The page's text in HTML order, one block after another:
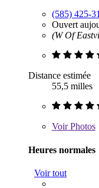
(585) 425-
Ouvert
(W Of
Distance estimée
55,5 milles
VoirPhotos
Heures normales
Voir tout